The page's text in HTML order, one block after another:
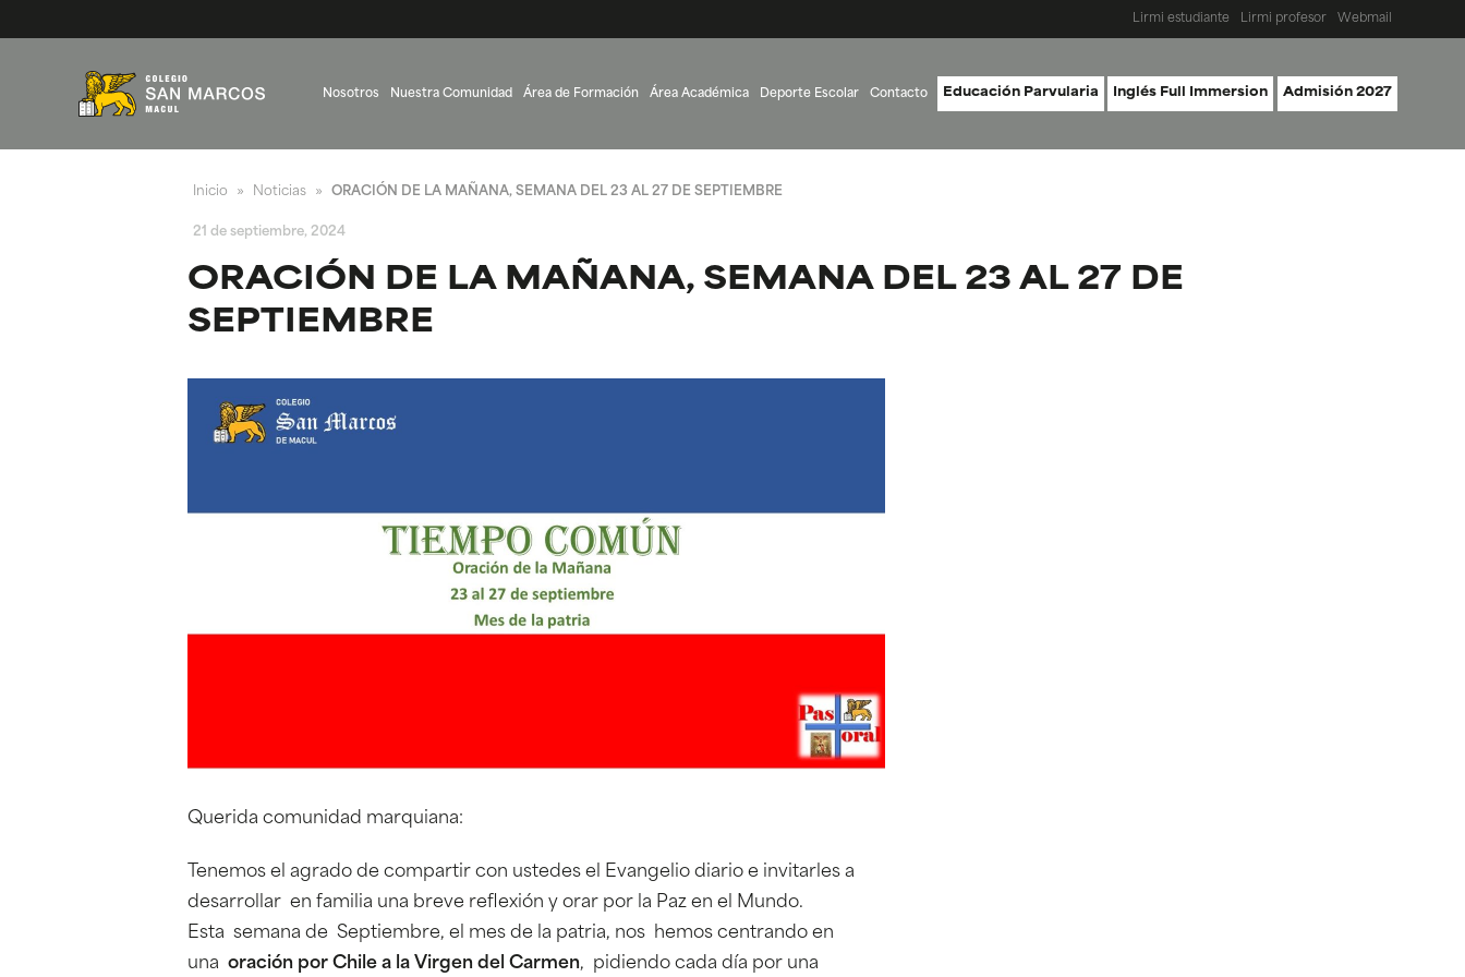
Lirmi estudiante Lirmi profesor Webmail
Nosotros Nuestra Comunidad Área de Formación Área Académica Deporte Escolar Contacto Educación Parvularia Inglés Full Immersion Admisión 2027
Inicio » Noticias » ORACIÓN DE LA MAÑANA, SEMANA DEL 23 AL 27 DE SEPTIEMBRE
21 de septiembre, 2024
ORACIÓN DE LA MAÑANA, SEMANA DEL 23 AL 27 DE
SEPTIEMBRE
Querida comunidad marquiana:
Tenemos el agrado de compartir con ustedes el Evangelio diario e invitarles a
desarrollar en familia una breve reflexión y orar por la Paz en el Mundo.
Esta semana de Septiembre, el mes de la patria, nos hemos centrando en
una oración por Chile a la Virgen del Carmen, pidiendo cada día por una